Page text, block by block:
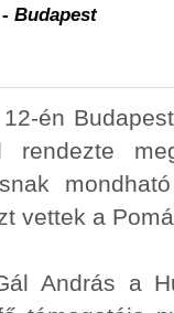
Budapest
én
rendezte
vettek a
András a